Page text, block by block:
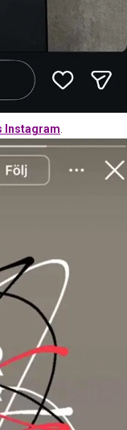
Instagram